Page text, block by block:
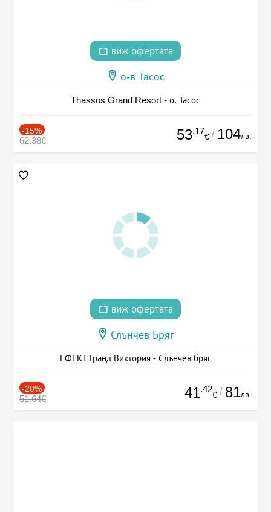
виж офертата
о-в Тасос
Thassos Grand Resort - о. Тасос
-15%
62.38€ 53.17
€ / 104лв.
виж офертата
Слънчев Бряг
ЕФЕКТ Гранд Виктория - Слънчев бряг
-20%
51.64€ 41.42
€ / 81лв.